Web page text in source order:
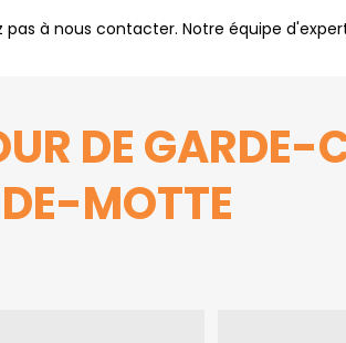
à nous contacter. Notre équipe
DE GARDE-
MOTTE